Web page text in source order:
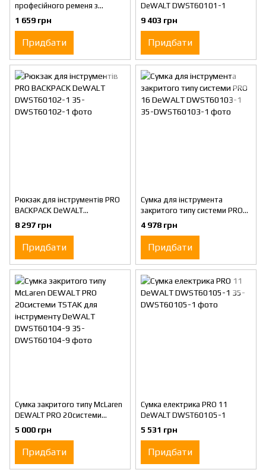
професійного ременя з
навісними сумками DeWALT
DWST40901-1
1 659 грн
Придбати
DeWALT DWST60101-1
9 403 грн
Придбати
Рюкзак для інструментів PRO
BACKPACK DeWALT
DWST60102-1
8 297 грн
Придбати
Сумка для інструмента
закритого типу системи PRO
16 DeWALT DWST60103-1
4 978 грн
Придбати
Сумка закритого типу McLaren
DEWALT PRO 20системи
TSTAK для інструменту
DeWALT DWST60104-9
5 000 грн
Придбати
Сумка електрика PRO 11
DeWALT DWST60105-1
5 531 грн
Придбати